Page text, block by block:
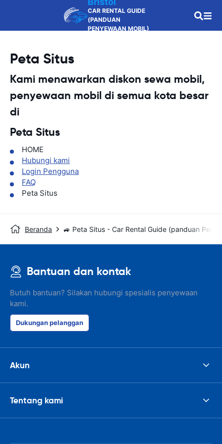
CAR RENTAL GUIDE
(PANDUAN
PENYEWAAN MOBIL)
Peta Situs
Kami menawarkan diskon sewa mobil,
penyewaan mobil di semua kota besar
di
Peta Situs
HOME
Hubungi kami
Login Pengguna
FAQ
Peta Situs
Beranda 🚙 Peta Situs - Car Rental Guide (panduan
Bantuan dan kontak
Butuh bantuan? Silakan hubungi spesialis penyewaan
kami.
Dukungan pelanggan
Akun
Tentang kami